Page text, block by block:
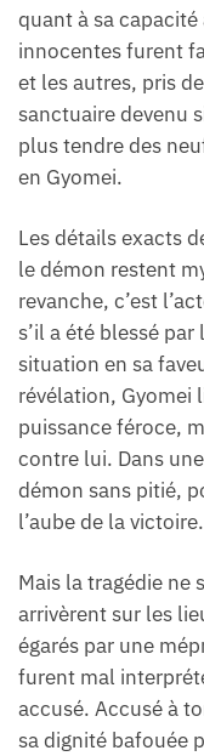
quant à sa
innocentes furent
et les autres, pris
sanctuaire devenu
plus tendre des
en Gyomei.
Les détails exacts
le démon restent
revanche, c’est
s’il a été blessé
situation en sa
révélation, Gyomei
puissance féroce,
contre lui. Dans
démon sans pitié,
l’aube de la victoire.
Mais la tragédie ne
arrivèrent sur les
égarés par une
furent mal
accusé. Accusé à
sa dignité bafouée